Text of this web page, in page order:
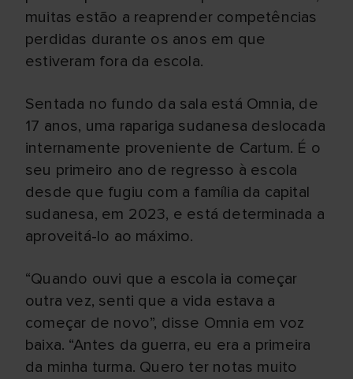
muitas estão a reaprender competências
perdidas durante os anos em que
estiveram fora da escola.
Sentada no fundo da sala está Omnia, de
17 anos, uma rapariga sudanesa deslocada
internamente proveniente de Cartum. É o
seu primeiro ano de regresso à escola
desde que fugiu com a família da capital
sudanesa, em 2023, e está determinada a
aproveitá-lo ao máximo.
“Quando ouvi que a escola ia começar
outra vez, senti que a vida estava a
começar de novo”, disse Omnia em voz
baixa. “Antes da guerra, eu era a primeira
da minha turma. Quero ter notas muito